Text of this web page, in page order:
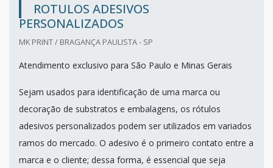
ROTULOS ADESIVOS
PERSONALIZADOS
MK PRINT / BRAGANÇA PAULISTA - SP
Atendimento exclusivo para São Paulo e Minas Gerais
Sejam usados para identificação de uma marca ou
decoração de substratos e embalagens, os rótulos
adesivos personalizados podem ser utilizados em variados
ramos do mercado. O adesivo é o primeiro contato entre a
marca e o cliente; dessa forma, é essencial que seja